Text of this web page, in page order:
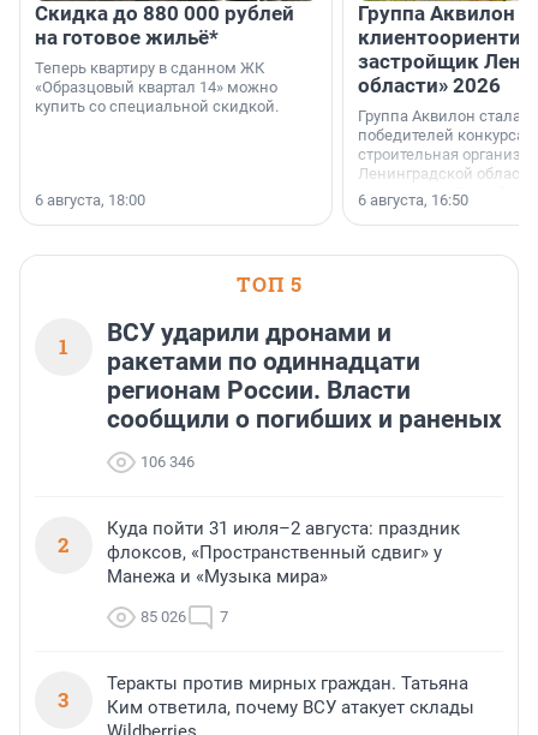
Скидка до 880 000 рублей
на готовое жильё*
Теперь квартиру в сданном ЖК
«Образцовый квартал 14» можно
купить со специальной скидкой.
6 августа, 18:00
Группа Аквилон
застройщик
области» 2026
Группа Аквилон стала
победителей конкурса
строительная
Ленинградской области
номинации «Самый
застройщик
области».
6 августа, 16:50
ТОП 5
1
ВСУ ударили дронами и
ракетами по одиннадцати
регионам России. Власти
сообщили о погибших и раненых
106 346
2
Куда пойти 31 июля–2 августа: праздник
флоксов, «Пространственный сдвиг» у
Манежа и «Музыка мира»
85 026 7
3
Теракты против мирных граждан. Татьяна
Ким ответила, почему ВСУ атакует склады